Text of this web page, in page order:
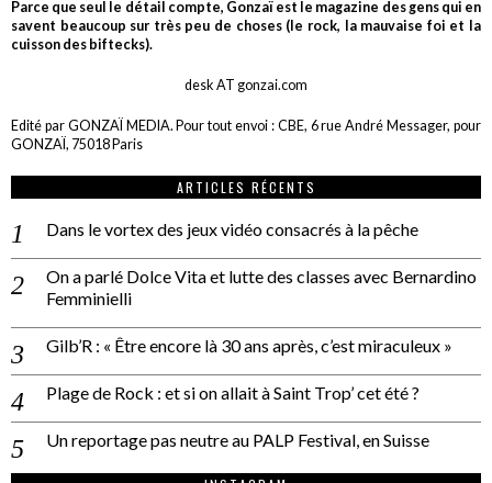
Parce que seul le détail compte, Gonzaï est le magazine des gens qui en
savent beaucoup sur très peu de choses (le rock, la mauvaise foi et la
cuisson des biftecks).
desk AT gonzai.com
Edité par GONZAÏ MEDIA. Pour tout envoi : CBE, 6 rue André Messager, pour
GONZAÏ, 75018 Paris
ARTICLES RÉCENTS
Dans le vortex des jeux vidéo consacrés à la pêche
On a parlé Dolce Vita et lutte des classes avec Bernardino
Femminielli
Gilb’R : « Être encore là 30 ans après, c’est miraculeux »
Plage de Rock : et si on allait à Saint Trop’ cet été ?
Un reportage pas neutre au PALP Festival, en Suisse